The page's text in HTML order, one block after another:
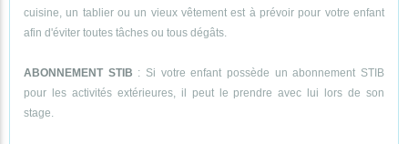
cuisine, un tablier ou un vieux vêtement est à prévoir pour votre enfant
afin d'éviter toutes tâches ou tous dégâts.
ABONNEMENT STIB : Si votre enfant possède un abonnement STIB
pour les activités extérieures, il peut le prendre avec lui lors de son
stage.